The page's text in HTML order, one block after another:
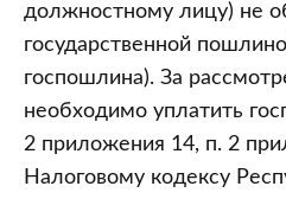
должностному лицу) не
государственной
госпошлина). За
необходимо уплатить
2 приложения 14, п. 2
Налоговому кодексу